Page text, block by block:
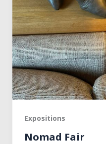
Expositions
Nomad Fair